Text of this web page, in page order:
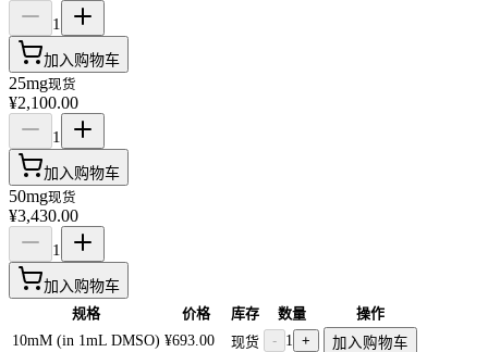
1
加入购物车
25mg现货
¥2,100.00
1
加入购物车
50mg现货
¥3,430.00
1
加入购物车
规格 价格 库存 数量
操作
10mM (in 1mL DMSO) ¥693.00 现货 - 1 +
加入购物车